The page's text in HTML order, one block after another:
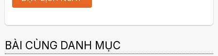
BÀI CÙNG DANH MỤC